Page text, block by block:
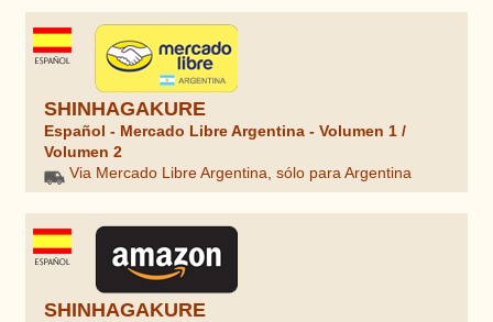
SHINHAGAKURE
Español - Mercado Libre Argentina - Volumen 1 /
Volumen 2
Via Mercado Libre Argentina, sólo para Argentina
SHINHAGAKURE